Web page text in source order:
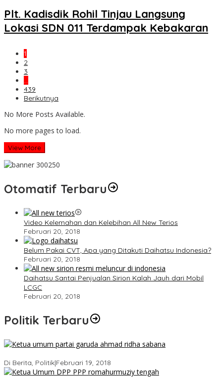
Plt. Kadisdik Rohil Tinjau Langsung
Lokasi SDN 011 Terdampak Kebakaran
1
2
3
…
439
Berikutnya
No More Posts Available.
No more pages to load.
View More
Otomatif Terbaru
Video Kelemahan dan Kelebihan All New Terios
Februari 20, 2018
Belum Pakai CVT, Apa yang Ditakuti Daihatsu Indonesia?
Februari 20, 2018
Daihatsu Santai Penjualan Sirion Kalah Jauh dari Mobil
LCGC
Februari 20, 2018
Politik Terbaru
Di Berita, Politik|Februari 19, 2018